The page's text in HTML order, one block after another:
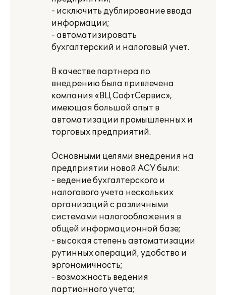
- исключить дублирование ввода
информации;
- автоматизировать
бухгалтерский и налоговый учет.
В качестве партнера по
внедрению была привлечена
компания «ВЦ СофтСервис»,
имеющая большой опыт в
автоматизации промышленных и
торговых предприятий.
Основными целями внедрения на
предприятии новой АСУ были:
- ведение бухгалтерского и
налогового учета нескольких
организаций с различными
системами налогообложения в
общей информационной базе;
- высокая степень автоматизации
рутинных операций, удобство и
эргономичность;
- возможность ведения
партионного учета;